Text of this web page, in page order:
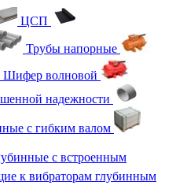
ЦСП
Трубы напорные
Шифер волновой
надежности
с гибким валом
с встроенным
к вибраторам глубинным